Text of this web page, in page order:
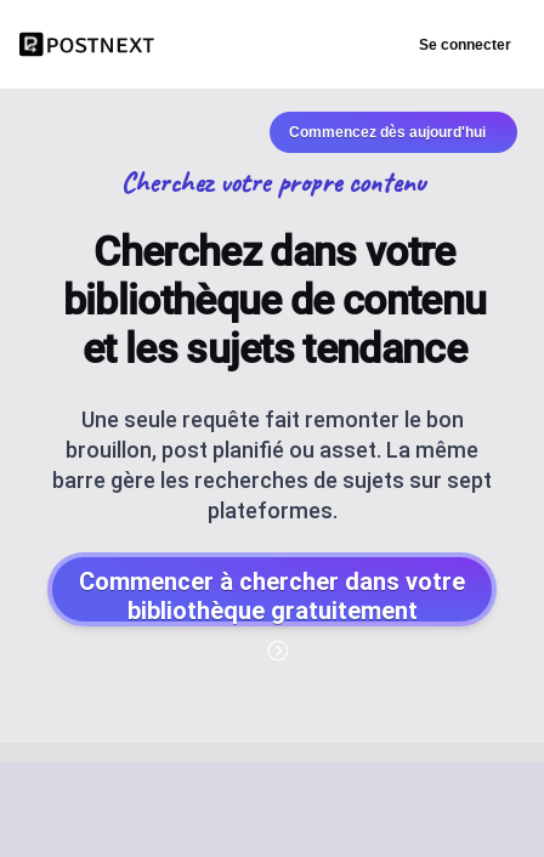
Se connecter
Commencez dès aujourd'hui
Cherchez votre propre contenu
Cherchez dans votre
bibliothèque de contenu
et les sujets tendance
Une seule requête fait remonter le bon
brouillon, post planifié ou asset. La même
barre gère les recherches de sujets sur sept
plateformes.
Commencer à chercher dans votre
bibliothèque gratuitement